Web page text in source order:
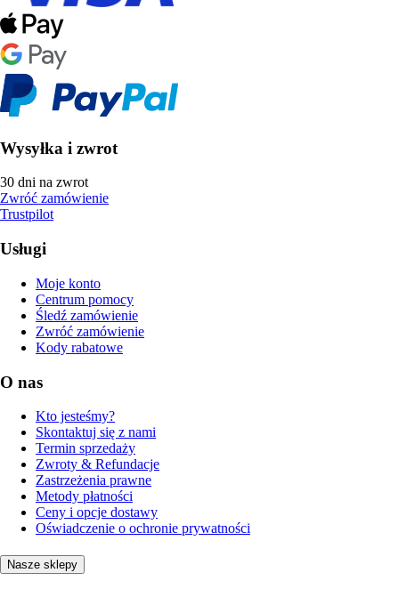
Wysyłka i zwrot
30 dni na zwrot
Zwróć zamówienie
Trustpilot
Usługi
Moje konto
Centrum pomocy
Śledź zamówienie
Zwróć zamówienie
Kody rabatowe
O nas
Kto jesteśmy?
Skontaktuj się z nami
Termin sprzedaży
Zwroty & Refundacje
Zastrzeżenia prawne
Metody płatności
Ceny i opcje dostawy
Oświadczenie o ochronie prywatności
Nasze sklepy